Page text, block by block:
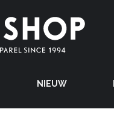
NIEUW